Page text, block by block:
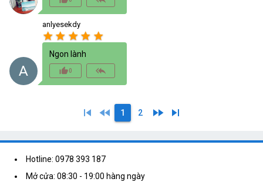
A
anlyesekdy
star star star star star
Ngon lành
thumb_up_alt0 reply_all
skip_previous fast_rewind 1 2 fast_forward skip_next
Hotline: 0978 393 187
Mở cửa: 08:30 - 19:00 hàng ngày